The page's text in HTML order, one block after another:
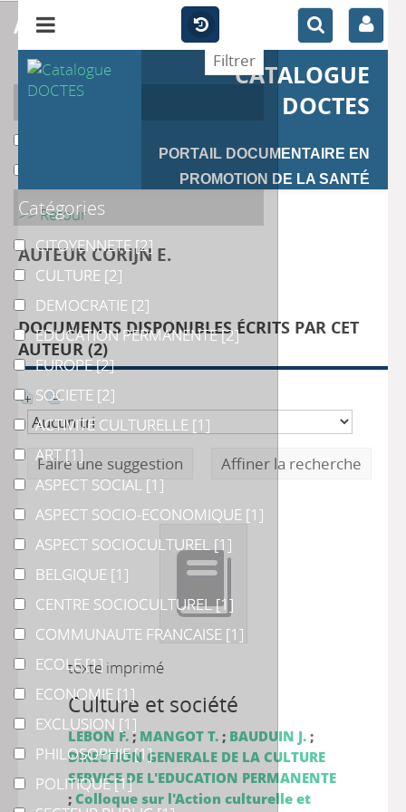
CATALOGUE
DOCTES
PORTAIL DOCUMENTAIRE EN
PROMOTION DE LA SANTÉ
>> Retour
AUTEUR CORIJN E.
DOCUMENTS DISPONIBLES ÉCRITS PAR CET
AUTEUR (2)
Faire une suggestion Affiner la recherche
texte imprimé
Culture et société
LEBON F.; MANGOT T.; BAUDUIN J.;
DIRECTION GENERALE DE LA CULTURE
SERVICE DE L'EDUCATION PERMANENTE
; Colloque sur l'Action culturelle et
affiner
Auteur
LEBON F.
LEROY R.
Catégories
CITOYENNETE
CITOYENNETE[2]
CULTURE
CULTURE [2]
DEMOCRATIE
DEMOCRATIE [2]
EDUCATION PERMANENTE
EDUCATION PERMANENTE[2]
EUROPE
EUROPE[2]
SOCIETE
SOCIETE [2]
ACTIVITE CULTURELLE
ACTIVITE CULTURELLE [1]
ARTART [1]
ASPECT SOCIAL
ASPECT SOCIAL [1]
ASPECT SOCIO-ECONOMIQUE
ASPECT SOCIO-ECONOMIQUE [1]
ASPECT SOCIOCULTUREL
ASPECT SOCIOCULTUREL [1]
BELGIQUE
BELGIQUE [1]
CENTRE SOCIOCULTUREL
CENTRE SOCIOCULTUREL[1]
COMMUNAUTE FRANCAISE
COMMUNAUTE FRANCAISE [1]
ECOLEECOLE[1]
ECONOMIE
ECONOMIE [1]
EXCLUSION
EXCLUSION [1]
PHILOSOPHIE
PHILOSOPHIE[1]
POLITIQUE
POLITIQUE[1]